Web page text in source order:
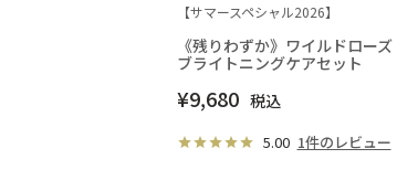
【サマースペシャル2026】
《残りわずか》ワイルドローズ
ブライトニングケアセット
¥9,680 税込
5.00 1件のレビュー